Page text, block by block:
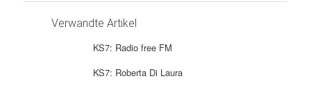
Verwandte Artikel
KS7: Radio free FM
KS7: Roberta Di Laura